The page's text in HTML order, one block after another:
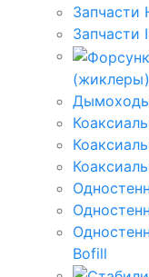
Запчасти
Запчасти
(жиклеры)
Bofill